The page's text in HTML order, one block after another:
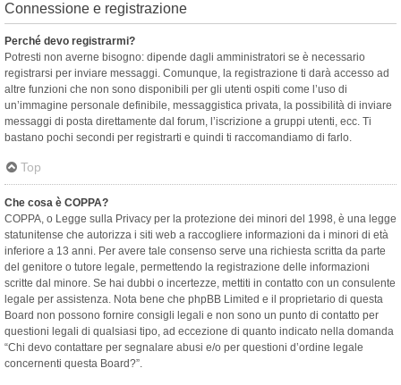
Connessione e registrazione
Perché devo registrarmi?
Potresti non averne bisogno: dipende dagli amministratori se è necessario
registrarsi per inviare messaggi. Comunque, la registrazione ti darà accesso ad
altre funzioni che non sono disponibili per gli utenti ospiti come l’uso di
un’immagine personale definibile, messaggistica privata, la possibilità di inviare
messaggi di posta direttamente dal forum, l’iscrizione a gruppi utenti, ecc. Ti
bastano pochi secondi per registrarti e quindi ti raccomandiamo di farlo.
Top
Che cosa è COPPA?
COPPA, o Legge sulla Privacy per la protezione dei minori del 1998, è una legge
statunitense che autorizza i siti web a raccogliere informazioni da i minori di età
inferiore a 13 anni. Per avere tale consenso serve una richiesta scritta da parte
del genitore o tutore legale, permettendo la registrazione delle informazioni
scritte dal minore. Se hai dubbi o incertezze, mettiti in contatto con un consulente
legale per assistenza. Nota bene che phpBB Limited e il proprietario di questa
Board non possono fornire consigli legali e non sono un punto di contatto per
questioni legali di qualsiasi tipo, ad eccezione di quanto indicato nella domanda
“Chi devo contattare per segnalare abusi e/o per questioni d’ordine legale
concernenti questa Board?”.